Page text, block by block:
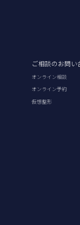
ご相談のお問い
オンライン相談
オンライン予約
仮想整形